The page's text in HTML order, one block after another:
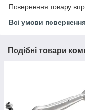
Повернення товару
Всі умови повернення
Подібні товари